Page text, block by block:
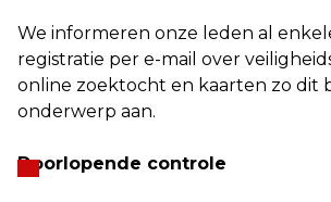
We informeren onze leden al
registratie per e-mail over
online zoektocht en kaarten zo dit
onderwerp aan.
Doorlopende controle